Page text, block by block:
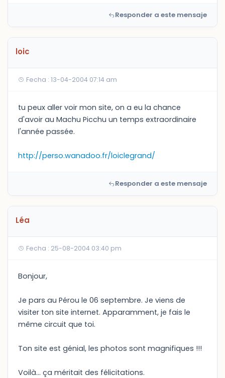
Responder a este mensaje
loic
Fecha : 13-04-2004 07:14 am
tu peux aller voir mon site, on a eu la chance
d'avoir au Machu Picchu un temps extraordinaire
l'année passée.
http://perso.wanadoo.fr/loiclegrand/
Responder a este mensaje
Léa
Fecha : 25-08-2004 03:40 pm
Bonjour,
Je pars au Pérou le 06 septembre. Je viens de
visiter ton site internet. Apparamment, je fais le
même circuit que toi.
Ton site est génial, les photos sont magnifiques !!!
Voilà... ça méritait des félicitations.